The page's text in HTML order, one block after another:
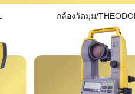
กล้องวัดมุม/